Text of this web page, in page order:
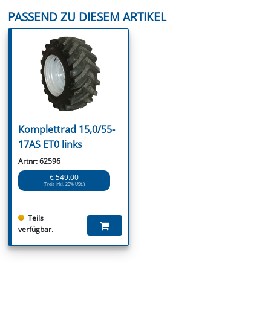
PASSEND ZU DIESEM ARTIKEL
Komplettrad 15,0/55-
17AS ET0 links
Artnr: 62596
€ 549.00
(Preis inkl. 20% USt.)
Teils
verfügbar.